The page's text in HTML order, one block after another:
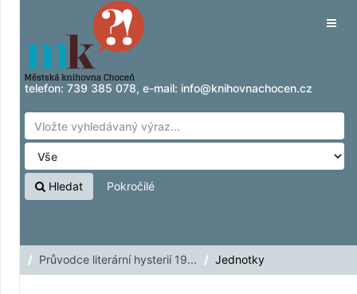
Přeskočit na obsah
telefon: 739 385 078, e-mail: info@knihovnachocen.cz
Hledat Pokročilé
Průvodce literární hysterií 19... Jednotky